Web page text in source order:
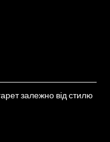
залежно від стилю